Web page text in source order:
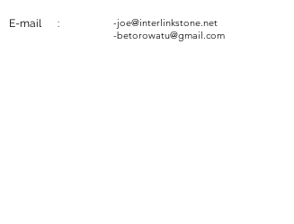
E-mail : -joe@interlinkstone.net
-betorowatu@gmail.com